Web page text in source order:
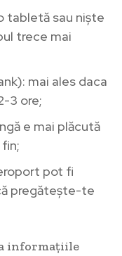
tabletă sau niște
trece mai
mai ales daca
3 ore;
e mai plăcută
pot fi
pregătește-te
informațiile